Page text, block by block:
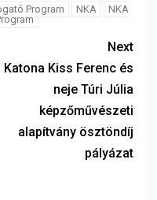
Program NKA
NKA
Next
Katona Kiss Ferenc és
neje Túri Júlia
képzőművészeti
alapítvány ösztöndíj
pályázat